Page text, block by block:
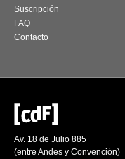
Suscripción
FAQ
Contacto
Av. 18 de Julio 885
(entre Andes y Convención)